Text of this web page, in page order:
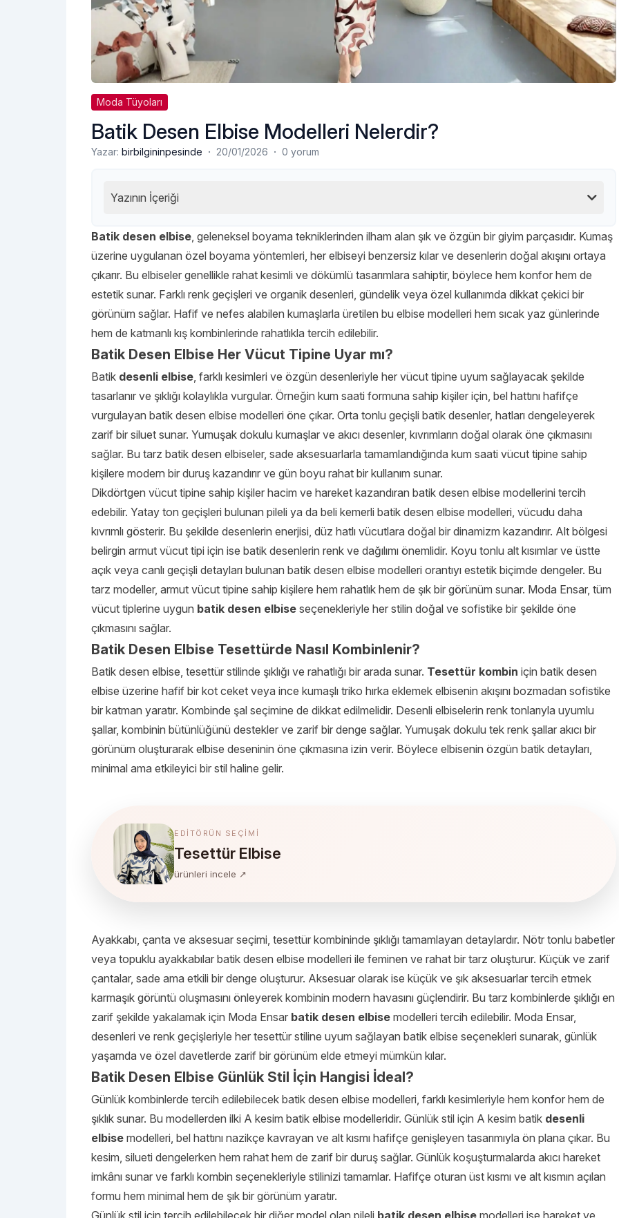
Moda Tüyoları
Batik Desen Elbise Modelleri Nelerdir?
Yazar: birbilgininpesinde · 20/01/2026 · 0 yorum
Yazının İçeriği
Batik desen elbise, geleneksel boyama tekniklerinden ilham alan şık ve özgün bir giyim parçasıdır. Kumaş
üzerine uygulanan özel boyama yöntemleri, her elbiseyi benzersiz kılar ve desenlerin doğal akışını ortaya
çıkarır. Bu elbiseler genellikle rahat kesimli ve dökümlü tasarımlara sahiptir, böylece hem konfor hem de
estetik sunar. Farklı renk geçişleri ve organik desenleri, gündelik veya özel kullanımda dikkat çekici bir
görünüm sağlar. Hafif ve nefes alabilen kumaşlarla üretilen bu elbise modelleri hem sıcak yaz günlerinde
hem de katmanlı kış kombinlerinde rahatlıkla tercih edilebilir.
Batik Desen Elbise Her Vücut Tipine Uyar mı?
Batik desenli elbise, farklı kesimleri ve özgün desenleriyle her vücut tipine uyum sağlayacak şekilde
tasarlanır ve şıklığı kolaylıkla vurgular. Örneğin kum saati formuna sahip kişiler için, bel hattını hafifçe
vurgulayan batik desen elbise modelleri öne çıkar. Orta tonlu geçişli batik desenler, hatları dengeleyerek
zarif bir siluet sunar. Yumuşak dokulu kumaşlar ve akıcı desenler, kıvrımların doğal olarak öne çıkmasını
sağlar. Bu tarz batik desen elbiseler, sade aksesuarlarla tamamlandığında kum saati vücut tipine sahip
kişilere modern bir duruş kazandırır ve gün boyu rahat bir kullanım sunar.
Dikdörtgen vücut tipine sahip kişiler hacim ve hareket kazandıran batik desen elbise modellerini tercih
edebilir. Yatay ton geçişleri bulunan pileli ya da beli kemerli batik desen elbise modelleri, vücudu daha
kıvrımlı gösterir. Bu şekilde desenlerin enerjisi, düz hatlı vücutlara doğal bir dinamizm kazandırır. Alt bölgesi
belirgin armut vücut tipi için ise batik desenlerin renk ve dağılımı önemlidir. Koyu tonlu alt kısımlar ve üstte
açık veya canlı geçişli detayları bulunan batik desen elbise modelleri orantıyı estetik biçimde dengeler. Bu
tarz modeller, armut vücut tipine sahip kişilere hem rahatlık hem de şık bir görünüm sunar. Moda Ensar, tüm
vücut tiplerine uygun batik desen elbise seçenekleriyle her stilin doğal ve sofistike bir şekilde öne
çıkmasını sağlar.
Batik Desen Elbise Tesettürde Nasıl Kombinlenir?
Batik desen elbise, tesettür stilinde şıklığı ve rahatlığı bir arada sunar. Tesettür kombin için batik desen
elbise üzerine hafif bir kot ceket veya ince kumaşlı triko hırka eklemek elbisenin akışını bozmadan sofistike
bir katman yaratır. Kombinde şal seçimine de dikkat edilmelidir. Desenli elbiselerin renk tonlarıyla uyumlu
şallar, kombinin bütünlüğünü destekler ve zarif bir denge sağlar. Yumuşak dokulu tek renk şallar akıcı bir
görünüm oluşturarak elbise deseninin öne çıkmasına izin verir. Böylece elbisenin özgün batik detayları,
minimal ama etkileyici bir stil haline gelir.
EDITÖRÜN SEÇIMI
Tesettür Elbise
ürünleri incele ↗
Ayakkabı, çanta ve aksesuar seçimi, tesettür kombininde şıklığı tamamlayan detaylardır. Nötr tonlu babetler
veya topuklu ayakkabılar batik desen elbise modelleri ile feminen ve rahat bir tarz oluşturur. Küçük ve zarif
çantalar, sade ama etkili bir denge oluşturur. Aksesuar olarak ise küçük ve şık aksesuarlar tercih etmek
karmaşık görüntü oluşmasını önleyerek kombinin modern havasını güçlendirir. Bu tarz kombinlerde şıklığı en
zarif şekilde yakalamak için Moda Ensar batik desen elbise modelleri tercih edilebilir. Moda Ensar,
desenleri ve renk geçişleriyle her tesettür stiline uyum sağlayan batik elbise seçenekleri sunarak, günlük
yaşamda ve özel davetlerde zarif bir görünüm elde etmeyi mümkün kılar.
Batik Desen Elbise Günlük Stil İçin Hangisi İdeal?
Günlük kombinlerde tercih edilebilecek batik desen elbise modelleri, farklı kesimleriyle hem konfor hem de
şıklık sunar. Bu modellerden ilki A kesim batik elbise modelleridir. Günlük stil için A kesim batik desenli
elbise modelleri, bel hattını nazikçe kavrayan ve alt kısmı hafifçe genişleyen tasarımıyla ön plana çıkar. Bu
kesim, silueti dengelerken hem rahat hem de zarif bir duruş sağlar. Günlük koşuşturmalarda akıcı hareket
imkânı sunar ve farklı kombin seçenekleriyle stilinizi tamamlar. Hafifçe oturan üst kısmı ve alt kısmın açılan
formu hem minimal hem de şık bir görünüm yaratır.
Günlük stil için tercih edilebilecek bir diğer model olan pileli batik desen elbise modelleri ise hareket ve